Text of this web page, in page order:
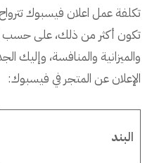
تكون أكثر من ذلك، على حسب
والميزانية والمنافسة، وإليك
الإعلان عن المتجر في فيسبوك:
البند